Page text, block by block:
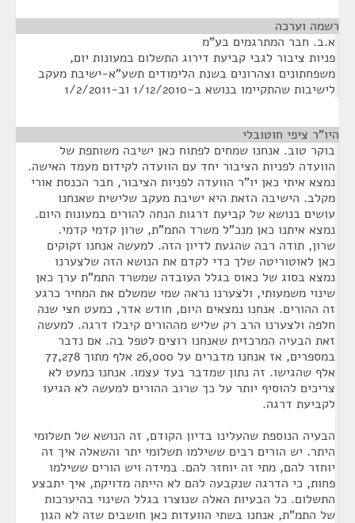
רשמה וערכה
א.ב. חבר המתרגמים בע"מ
פניות ציבור לגבי קביעת דירוג התשלום במעונות יום,
משפחתונים וצהרונים בשנת הלימודים תשע"א-ישיבת מעקב
לישיבות שהתקיימו בנושא ב-1/12/2010 וב-1/2/2011
היו"ר ציפי חוטובלי
בוקר טוב. אנחנו שמחים לפתוח כאן ישיבה משותפת של
הוועדה לפניות הציבור יחד עם הוועדה לקידום מעמד האישה.
נמצא איתי כאן יו"ר הוועדה לפניות הציבור, חבר הכנסת אורי
מקלב. הישיבה הזאת היא ישיבת מעקב שלישית שאנחנו
עושים בנושא של קביעת דרגות הנחה להורים במעונות היום.
נמצא איתנו כאן מנכ"ל משרד התמ"ת, שרון קדמי קדמי.
שרון, תודה רבה שהגעת לדיון הזה. למעשה אנחנו זקוקים
כאן לאוטוריטה שלך כדי לקדם את הנושא הזה שלצערנו
נמצא בסוג של כאוס בגלל העובדה שמשרד התמ"ת ערך כאן
שינוי משמעותי, ולצערנו נראה שמי שמשלם את המחיר כרגע
זה ההורים. אנחנו נמצאים היום, חודש אדר, כמעט חצי שנה
חלפה ולצערנו הרב רק שליש מההורים קיבלו דרגה. למעשה
זאת הבעיה המרכזית שאנחנו רוצים לטפל בה. אם נדבר
במספרים, אז אנחנו מדברים על 26,000 אלף מתוך 77,278
אלף שהגישו. זה נתון שמדבר בעד עצמו. אנחנו כמעט לא
צריכים להוסיף יותר על כך שרוב ההורים למעשה לא הגיעו
לקביעת דרגה.
הבעיה הנוספת שהעלינו בדיון הקודם, זה הנושא של תשלומי
היתר. יש הורים רבים ששילמו תשלומי יתר והשאלה איך זה
יוחזר להם, מתי זה יוחזר להם. במידה ויש הורים ששילמו
פחות, כי הדרגה שנקבעה להם לא הייתה מדויקת, איך יתבצע
התשלום. כל הבעיות האלה שנוצרו בגלל השינוי בהיערכות
של התמ"ת, אנחנו בשתי הוועדות כאן חושבים שזה לא הגון